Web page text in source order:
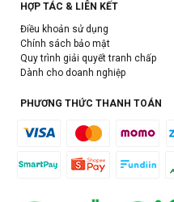
HỢP TÁC & LIÊN KẾT
Điều khoản sử dụng
Chính sách bảo mật
Quy trình giải quyết tranh chấp
Dành cho doanh nghiệp
PHƯƠNG THỨC THANH TOÁN